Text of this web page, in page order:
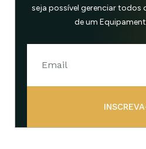
seja possível gerenciar todos
de um